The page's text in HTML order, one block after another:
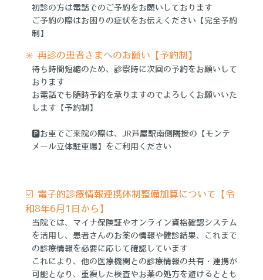
初診の方は電話でのご予約をお願いしております
ご予約の際はお困りの症状をお伝えください【完全予約
制】
✳️ 再診の患者さまへのお願い【予約制】
待ち時間短縮のため、診察時に次回の予約をお願いして
おります
お電話でも随時予約を承りますのでよろしくお願いいた
します【予約制】
🅿️お車でご来院の際は、JR芦屋駅南側隣接の【モンテ
メール立体駐車場】をご利用ください
☑️ 電子的診療情報連携体制整備加算について【令
和8年6月1日から】
当院では、マイナ保険証やオンライン資格確認システム
を活用し、患者さんのお薬の情報や健診結果、これまで
の診療情報を必要に応じて確認しています
これにより、他の医療機関との診療情報の共有・連携が
可能となり、重複した検査やお薬の処方を避けるととも